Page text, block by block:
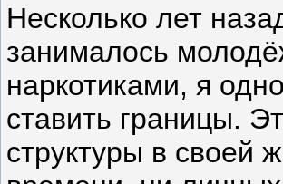
Несколько лет
занималось
наркотиками, я
ставить границы.
структуры в своей